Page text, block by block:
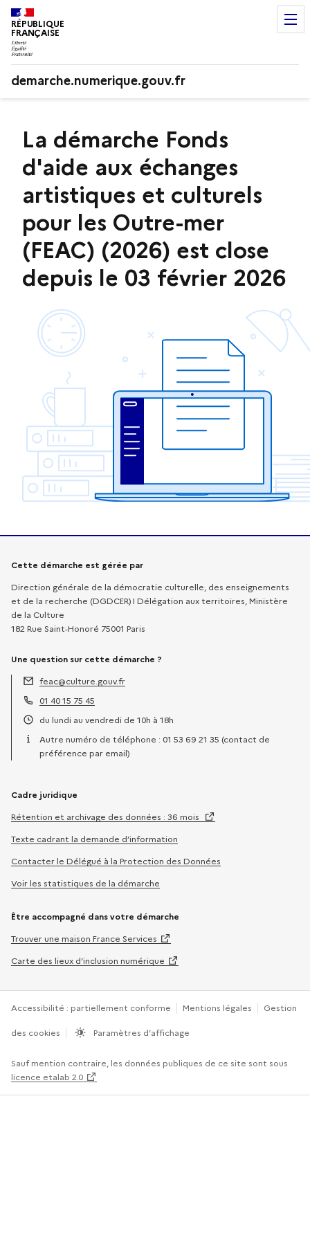
RÉPUBLIQUE
FRANÇAISE
demarche.numerique.gouv.fr
La démarche Fonds
d'aide aux échanges
artistiques et culturels
pour les Outre-mer
(FEAC) (2026) est close
depuis le 03 février 2026
Informations sur la démarche
Cette démarche est gérée par
Direction générale de la démocratie culturelle, des enseignements
et de la recherche (DGDCER) I Délégation aux territoires, Ministère
de la Culture
182 Rue Saint-Honoré 75001 Paris
Une question sur cette démarche ?
Adresse électronique :
feac@culture.gouv.fr
Téléphone :
01 40 15 75 45
Horaires :
du lundi au vendredi de 10h à 18h
Autre numéro de téléphone : 01 53 69 21 35 (contact de
préférence par email)
Cadre juridique
Rétention et archivage des données : 36 mois
Texte cadrant la demande d’information
Contacter le Délégué à la Protection des Données
Voir les statistiques de la démarche
Être accompagné dans votre démarche
Trouver une maison France Services
Carte des lieux d’inclusion numérique
Accessibilité : partiellement conforme Mentions légales Gestion
des cookies Paramètres d’affichage
Sauf mention contraire, les données publiques de ce site sont sous
licence etalab 2.0